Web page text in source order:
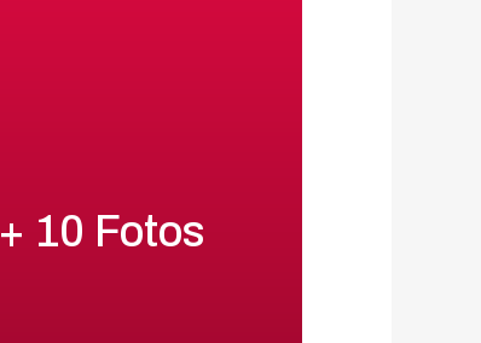
+ 10 Fotos